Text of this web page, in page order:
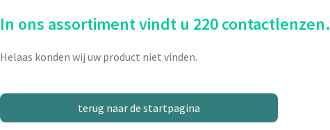
In ons assortiment vindt u 220 contactlenzen.
Helaas konden wij uw product niet vinden.
terug naar de startpagina